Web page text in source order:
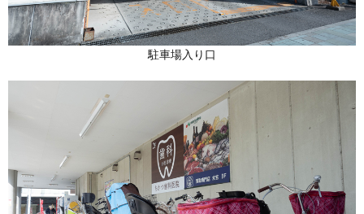
駐車場入り口